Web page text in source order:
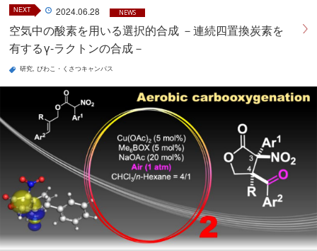
NEXT 2024.06.28 NEWS
空気中の酸素を用いる選択的合成 －連続四置換炭素を
有するγ-ラクトンの合成－
研究 びわこ・くさつキャンパス